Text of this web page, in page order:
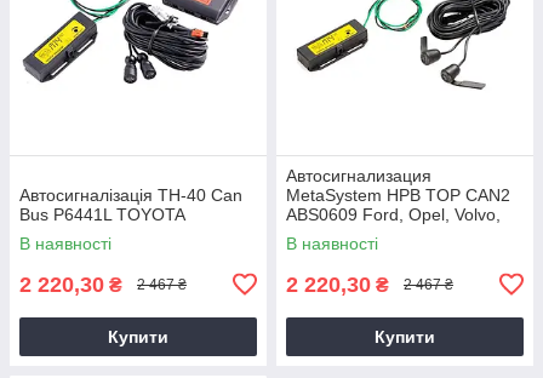
Автосигналізація TH-40 Can
Bus P6441L TOYOTA
В наявності
2 220,30 ₴ 2 467 ₴
Купити
Автосигнализация
MetaSystem HPB TOP CAN2
ABS0609 Ford, Opel, Volvo,
Chevrolet, Honda, Saab,
В наявності
2 220,30 ₴ 2 467 ₴
Купити